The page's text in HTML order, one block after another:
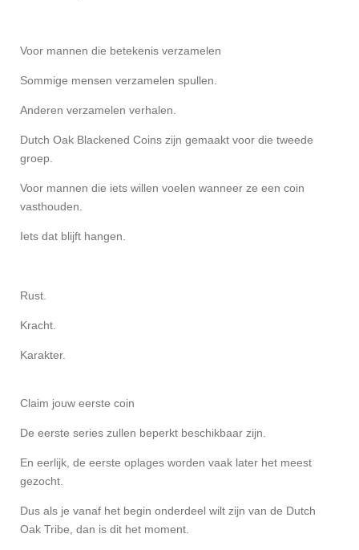
Voor mannen die betekenis verzamelen
Sommige mensen verzamelen spullen.
Anderen verzamelen verhalen.
Dutch Oak Blackened Coins zijn gemaakt voor die tweede
groep.
Voor mannen die iets willen voelen wanneer ze een coin
vasthouden.
Iets dat blijft hangen.
Rust.
Kracht.
Karakter.
Claim jouw eerste coin
De eerste series zullen beperkt beschikbaar zijn.
En eerlijk, de eerste oplages worden vaak later het meest
gezocht.
Dus als je vanaf het begin onderdeel wilt zijn van de Dutch
Oak Tribe, dan is dit het moment.